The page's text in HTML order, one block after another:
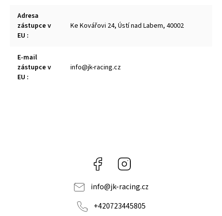
Adresa
zástupce v
EU :
Ke Kovářovi 24, Ústí nad Labem, 40002
E-mail
zástupce v
EU :
info@jk-racing.cz
Facebook
info@jk-racing.cz
+420723445805